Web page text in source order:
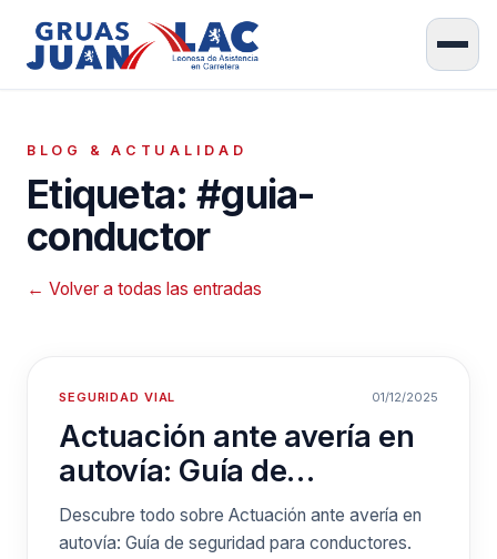
BLOG & ACTUALIDAD
Etiqueta: #guia-
conductor
← Volver a todas las entradas
SEGURIDAD VIAL 01/12/2025
Actuación ante avería en
autovía: Guía de
seguridad para
conductores
Descubre todo sobre Actuación ante avería en
autovía: Guía de seguridad para conductores.